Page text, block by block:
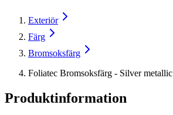
Exteriör
Färg
Bromsoksfärg
Foliatec Bromsoksfärg - Silver metallic
Produktinformation